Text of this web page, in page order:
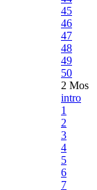
45
46
47
48
49
50
2 Mos
intro
1
2
3
4
5
6
7